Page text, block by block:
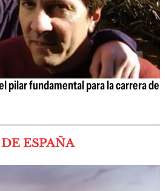
pilar fundamental para la carrera de
ESPAÑA